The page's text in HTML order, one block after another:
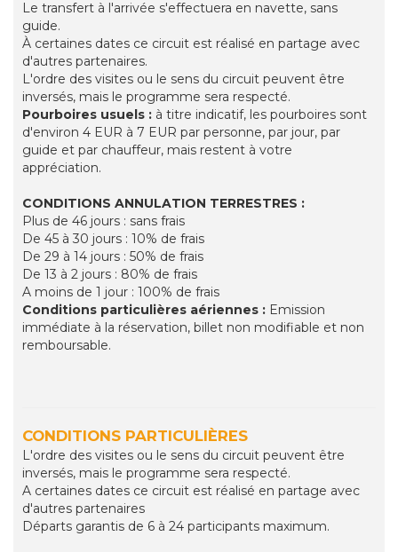
Le transfert à l'arrivée s'effectuera en navette, sans
guide.
À certaines dates ce circuit est réalisé en partage avec
d'autres partenaires.
L'ordre des visites ou le sens du circuit peuvent être
inversés, mais le programme sera respecté.
Pourboires usuels : à titre indicatif, les pourboires sont
d'environ 4 EUR à 7 EUR par personne, par jour, par
guide et par chauffeur, mais restent à votre
appréciation.
CONDITIONS ANNULATION TERRESTRES :
Plus de 46 jours : sans frais
De 45 à 30 jours : 10% de frais
De 29 à 14 jours : 50% de frais
De 13 à 2 jours : 80% de frais
A moins de 1 jour : 100% de frais
Conditions particulières aériennes : Emission
immédiate à la réservation, billet non modifiable et non
remboursable.
CONDITIONS PARTICULIÈRES
L'ordre des visites ou le sens du circuit peuvent être
inversés, mais le programme sera respecté.
A certaines dates ce circuit est réalisé en partage avec
d'autres partenaires
Départs garantis de 6 à 24 participants maximum.